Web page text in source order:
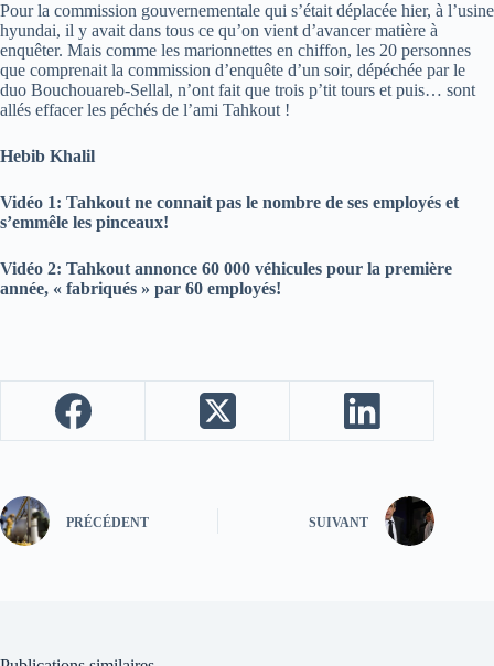
Pour la commission gouvernementale qui s’était déplacée hier, à l’usine
hyundai, il y avait dans tous ce qu’on vient d’avancer matière à
enquêter. Mais comme les marionnettes en chiffon, les 20 personnes
que comprenait la commission d’enquête d’un soir, dépéchée par le
duo Bouchouareb-Sellal, n’ont fait que trois p’tit tours et puis… sont
allés effacer les péchés de l’ami Tahkout !
Hebib Khalil
Vidéo 1: Tahkout ne connait pas le nombre de ses employés et
s’emmêle les pinceaux!
Vidéo 2: Tahkout annonce 60 000 véhicules pour la première
année, « fabriqués » par 60 employés!
PRÉCÉDENT SUIVANT